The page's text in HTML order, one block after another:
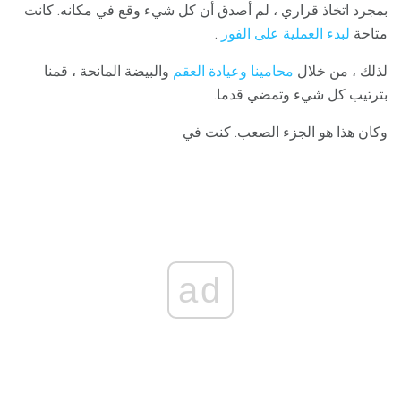
بمجرد اتخاذ قراري ، لم أصدق أن كل شيء وقع في مكانه. كانت
متاحة لبدء العملية على الفور .
لذلك ، من خلال محامينا وعيادة العقم والبيضة المانحة ، قمنا
بترتيب كل شيء وتمضي قدما.
وكان هذا هو الجزء الصعب. كنت في
ad